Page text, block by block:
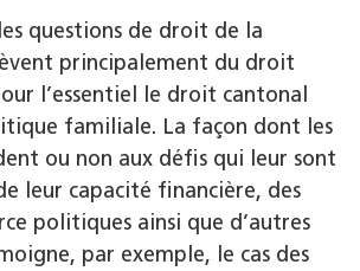
questions de droit de la
principalement du droit
l’essentiel le droit cantonal
familiale. La façon dont les
ou non aux défis qui leur sont
leur capacité financière, des
politiques ainsi que d’autres
par exemple, le cas des